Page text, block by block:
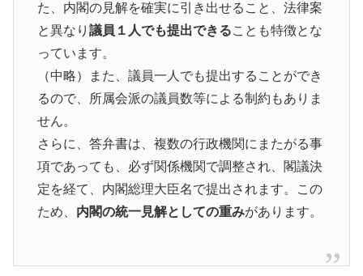
た、内閣の見解を確実に引き出せること、法律案
と異なり 議員１人でも提出できることも特徴とな
っています。
（中略）また、議員一人でも提出することができ
るので、所属会派の議員数等による制約もありま
せん。
さらに、答弁書は、複数の行政機関にまたがる事
項であっても、必ず関係機関で調整され、閣議決
定を経て、内閣総理大臣名で提出されます。この
ため、 内閣の統一見解としての重みがあります。